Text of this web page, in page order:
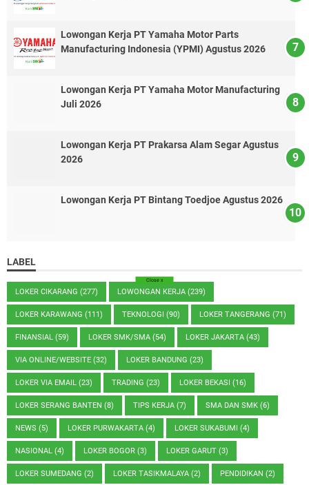
Lowongan Kerja PT Yamaha Motor Parts
Manufacturing Indonesia (YPMI) Agustus 2026
Lowongan Kerja PT Yamaha Motor Manufacturing
Juli 2026
Lowongan Kerja PT Prakarsa Alam Segar Agustus
2026
Lowongan Kerja PT Bintang Toedjoe Agustus 2026
LABEL
LOKER CIKARANG (277) LOWONGAN KERJA (239)
LOKER KARAWANG (111) TEKNOLOGI (90) LOKER TANGERANG (71)
FINANSIAL (59) LOKER SMK/SMA (54) LOKER JAKARTA (43)
VIA ONLINE/WEBSITE (32) LOKER BANDUNG (23)
LOKER VIA EMAIL (23) TRADING (23) LOKER BEKASI (16)
LOKER SERANG BANTEN (8) TIPS KERJA (7) SMA DAN SMK (6)
NEWS (5) LOKER PURWAKARTA (4) LOKER SUKABUMI (4)
NASIONAL (4) LOKER BOGOR (3) LOKER GARUT (3)
LOKER SUMEDANG (2) LOKER TASIKMALAYA (2) PENDIDIKAN (2)
Close x